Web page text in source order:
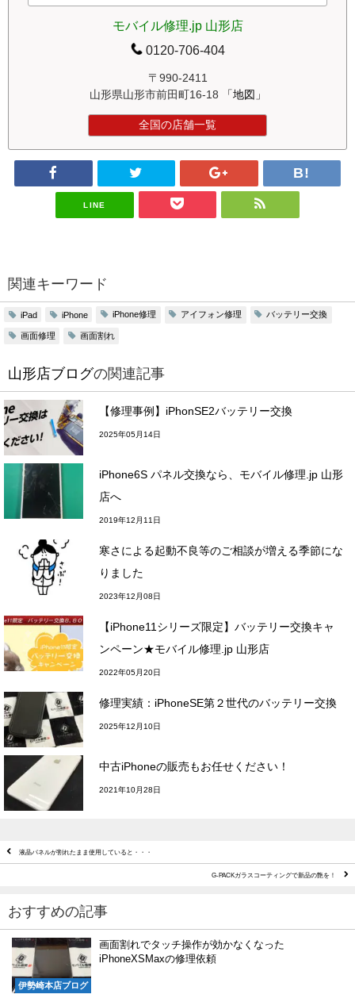
モバイル修理.jp 山形店
0120-706-404
〒990-2411
山形県山形市前田町16-18
「地図」
全国の店舗一覧
LINE
関連キーワード
iPad iPhone iPhone修理 アイフォン修理 バッテリー交換
画面修理 画面割れ
山形店ブログの関連記事
【修理事例】iPhonSE2バッテリー交換
2025年05月14日
iPhone6S パネル交換なら、モバイル修理.jp 山形
店へ
2019年12月11日
寒さによる起動不良等のご相談が増える季節にな
りました
2023年12月08日
【iPhone11シリーズ限定】バッテリー交換キャ
ンペーン★モバイル修理.jp 山形店
2022年05月20日
修理実績：iPhoneSE第２世代のバッテリー交換
2025年12月10日
中古iPhoneの販売もお任せください！
2021年10月28日
液晶パネルが割れたまま使用していると・・・
G-PACKガラスコーティングで新品の艶を！
おすすめの記事
伊勢崎本店ブログ
画面割れでタッチ操作が効かなくなった
iPhoneXSMaxの修理依頼